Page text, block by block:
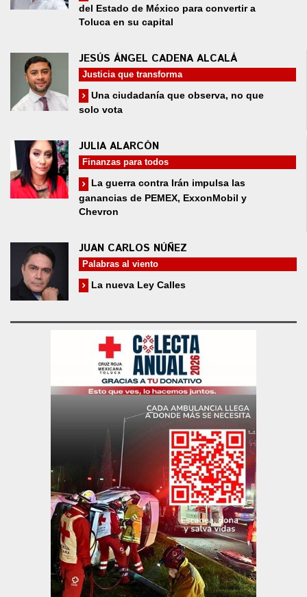
del Estado de México para convertir a
Toluca en su capital
JESÚS ÁNGEL CADENA ALCALÁ
Justicia que transforma
Una ciudadanía que observa, no que
solo vota
JULIA ALARCÓN
Finanzas para todos
La guerra contra Irán impulsa las
ganancias de PEMEX, ExxonMobil y
Chevron
JUAN CARLOS NÚÑEZ
Palabras al viento
La nueva Ley Calles